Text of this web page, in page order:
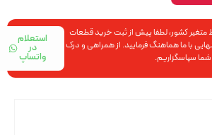
متغیر کشور، لطفا پیش از ثبت خرید قطعات
با ما هماهنگ فرمایید. از همراهی و درک
شما سپاسگزاریم.
استعلام
در
واتساپ